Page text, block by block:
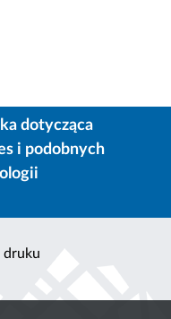
dotycząca
i podobnych
druku